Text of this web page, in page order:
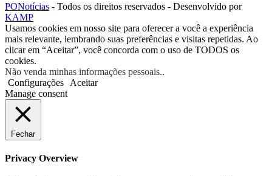
PONotícias - Todos os direitos reservados - Desenvolvido por
KAMP
Usamos cookies em nosso site para oferecer a você a experiência
mais relevante, lembrando suas preferências e visitas repetidas. Ao
clicar em “Aceitar”, você concorda com o uso de TODOS os
cookies.
Não venda minhas informações pessoais..
Configurações
Aceitar
Manage consent
Fechar
Privacy Overview